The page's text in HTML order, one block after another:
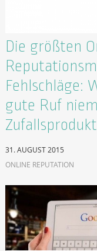
Die größten
Fehlschläge:
gute Ruf
31. AUGUST 2015
ONLINE REPUTATION